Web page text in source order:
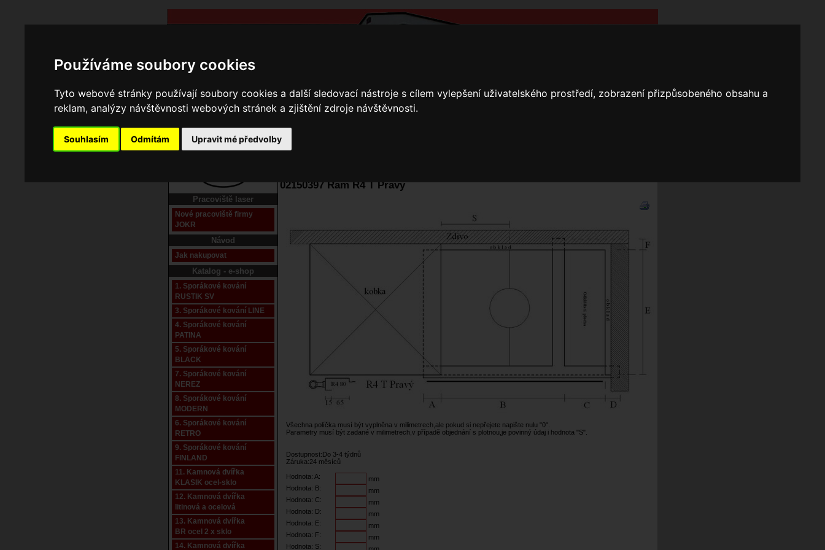
Používáme soubory cookies
Tyto webové stránky používají soubory cookies a další sledovací nástroje s cílem vylepšení uživatelského prostředí, zobrazení přizpůsobeného obsahu a
reklam, analýzy návštěvnosti webových stránek a zjištění zdroje návštěvnosti.
Souhlasím Odmítám Upravit mé předvolby
Domů Kontakty
Pracoviště laser
Nové pracoviště firmy
JOKR
Návod
Jak nakupovat
Katalog - e-shop
1. Sporákové kování
RUSTIK SV
3. Sporákové kování LINE
4. Sporákové kování
PATINA
5. Sporákové kování
BLACK
7. Sporákové kování
NEREZ
8. Sporákové kování
MODERN
6. Sporákové kování
RETRO
9. Sporákové kování
FINLAND
11. Kamnová dvířka
KLASIK ocel-sklo
12. Kamnová dvířka
litinová a ocelová
13. Kamnová dvířka
BR ocel 2 x sklo
14. Kamnová dvířka
02150397 Rám R4 T Pravý
Všechna políčka musí být vyplněna v milimetrech,ale pokud si nepřejete napište nulu "0".
Parametry musí být zadané v milimetrech,v případě objednání s plotnou,je povinný údaj i hodnota "S".
Dostupnost:Do 3-4 týdnů
Záruka:24 měsíců
Hodnota: A:
mm
Hodnota: B:
mm
Hodnota: C:
mm
Hodnota: D:
mm
Hodnota: E:
mm
Hodnota: F:
mm
Hodnota: S: